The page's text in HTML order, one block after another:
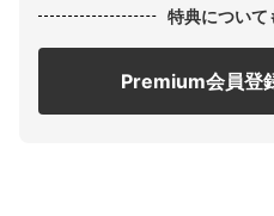
特典について
Premium会員登